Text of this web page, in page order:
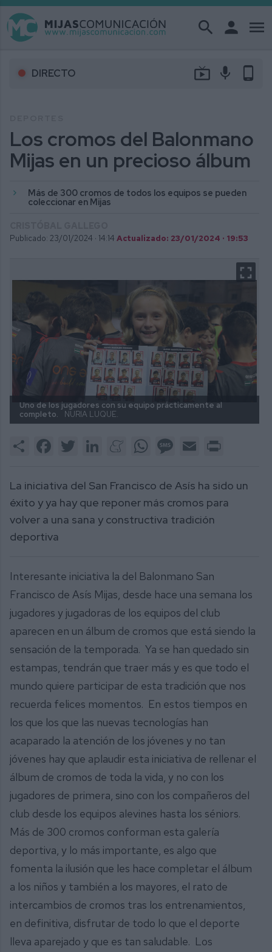
search person menu
DIRECTO live_tv mic phone_android
Los cromos del Balonmano
Mijas en un precioso álbum
Más de 300 cromos de todos los equipos se pueden
coleccionar en Mijas
Publicado: 23/01/2024 · 14:14 Actualizado: 23/01/2024 · 19:53
Uno de los jugadores con su equipo prácticamente al
completo.
NURIA LUQUE.
Share FacebookTwitter LinkedInMeneameWhatsAppMessage
Email
La iniciativa del San Francisco de Asís ha sido un
éxito y ya hay que reponer más cromos para
volver a una sana y constructiva tradición
deportiva
Interesante iniciativa la del Balonmano San
Francisco de Asís Mijas, desde hace una semana los
jugadores y jugadoras de los equipos del club
aparecen en un álbum de cromos que está siendo la
sensación de la temporada. Ya se han quedado sin
estampas, tendrán que traer más y es que todo el
mundo quiere participar de esta tradición que nos
recuerda felices momentos. En estos tiempos en
los que los que las nuevas tecnologías han
acaparado la atención de los jóvenes y no tan
jóvenes hay que aplaudir esta iniciativa de rellenar el
álbum de cromos de toda la vida, y no con los
jugadores de primera, sino con los compañeros del
club desde los equipos alevines hasta los séniors.
Más de 300 cromos conforman esta galería
deportiva, y lo más importante, es algo que
fomenta la ilusión que les hace completar el álbum
a los niños y también a los mayores, el rato de
intercambios de cromos tras los entrenamientos,
en definitiva, disfrutar de todo lo que el deporte
lleva aparejado y que es tan saludable. Los